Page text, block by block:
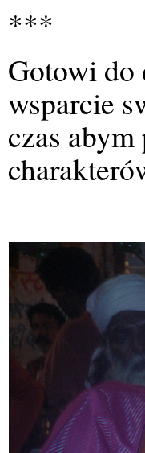
***
Gotowi do
wsparcie
czas